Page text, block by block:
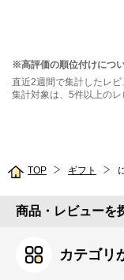
※高評価の順位付けにつ
直近2週間で集計したレビ
集計対象は、5件以上のレ
TOP ギフト
商品・レビューを
カテゴリ